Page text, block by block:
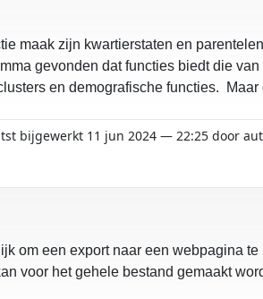
maak zijn kwartierstaten en
gevonden dat functies biedt die
en demografische functies.
bijgewerkt 11 jun 2024 — 22:25 door
om een export naar een webpagina
voor het gehele bestand gemaakt